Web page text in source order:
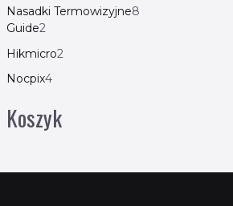
Nasadki Termowizyjne8
Guide2
Hikmicro2
Nocpix4
Koszyk